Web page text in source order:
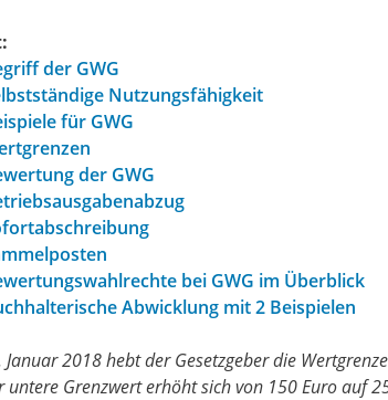
der GWG
Nutzungsfähigkeit
für GWG
der GWG
bei GWG im Überblick
Abwicklung mit 2 Beispielen
Januar 2018 hebt der Gesetzgeber die
untere Grenzwert erhöht sich von 150 Euro auf